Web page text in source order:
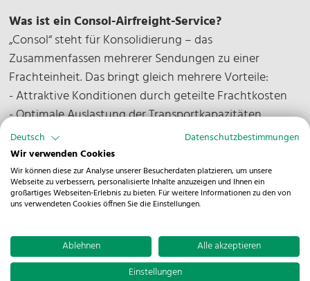
Was ist ein Consol-Airfreight-Service?
„Consol“ steht für Konsolidierung – das
Zusammenfassen mehrerer Sendungen zu einer
Frachteinheit. Das bringt gleich mehrere Vorteile:
- Attraktive Konditionen durch geteilte Frachtkosten
- Optimale Auslastung der Transportkapazitäten
- Planbare Laufzeiten dank regelmäßiger Abflüge
Für wen eignet sich der Service?
Besonders Unternehmen aus dem Maschinenbau,
Automotive-Sektor oder eCommerce profitieren von
wenn keine Komplettladung benötigt wird, aber
Planbarkeit und Verlässlichkeit gefragt sind.
Deutsch
Datenschutzbestimmungen
Wir verwenden Cookies
Wir können diese zur Analyse unserer Besucherdaten platzieren, um unsere
Webseite zu verbessern, personalisierte Inhalte anzuzeigen und Ihnen ein
großartiges Webseiten-Erlebnis zu bieten. Für weitere Informationen zu den von
uns verwendeten Cookies öffnen Sie die Einstellungen.
Ablehnen
Alle akzeptieren
Einstellungen